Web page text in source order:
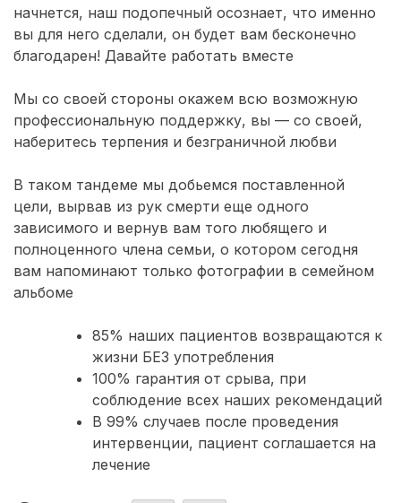
начнется, наш подопечный осознает, что именно
вы для него сделали, он будет вам бесконечно
благодарен! Давайте работать вместе
Мы со своей стороны окажем всю возможную
профессиональную поддержку, вы — со своей,
наберитесь терпения и безграничной любви
В таком тандеме мы добьемся поставленной
цели, вырвав из рук смерти еще одного
зависимого и вернув вам того любящего и
полноценного члена семьи, о котором сегодня
вам напоминают только фотографии в семейном
альбоме
85% наших пациентов возвращаются к
жизни БЕЗ употребления
100% гарантия от срыва, при
соблюдение всех наших рекомендаций
В 99% случаев после проведения
интервенции, пациент соглашается на
лечение